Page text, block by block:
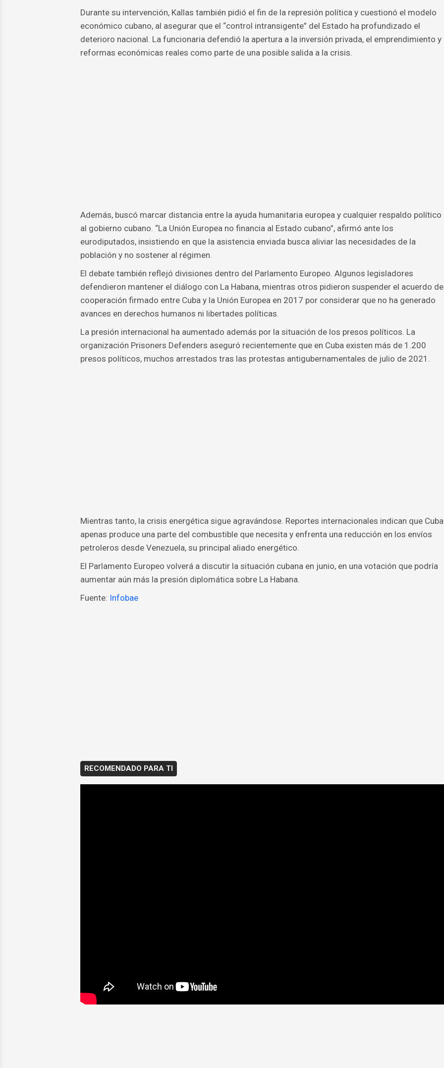
Durante su intervención, Kallas también pidió el fin de la represión política y cuestionó el modelo
económico cubano, al asegurar que el “control intransigente” del Estado ha profundizado el
deterioro nacional. La funcionaria defendió la apertura a la inversión privada, el emprendimiento y
reformas económicas reales como parte de una posible salida a la crisis.
Además, buscó marcar distancia entre la ayuda humanitaria europea y cualquier respaldo político
al gobierno cubano. “La Unión Europea no financia al Estado cubano”, afirmó ante los
eurodiputados, insistiendo en que la asistencia enviada busca aliviar las necesidades de la
población y no sostener al régimen.
El debate también reflejó divisiones dentro del Parlamento Europeo. Algunos legisladores
defendieron mantener el diálogo con La Habana, mientras otros pidieron suspender el acuerdo de
cooperación firmado entre Cuba y la Unión Europea en 2017 por considerar que no ha generado
avances en derechos humanos ni libertades políticas.
La presión internacional ha aumentado además por la situación de los presos políticos. La
organización Prisoners Defenders aseguró recientemente que en Cuba existen más de 1.200
presos políticos, muchos arrestados tras las protestas antigubernamentales de julio de 2021.
Mientras tanto, la crisis energética sigue agravándose. Reportes internacionales indican que Cuba
apenas produce una parte del combustible que necesita y enfrenta una reducción en los envíos
petroleros desde Venezuela, su principal aliado energético.
El Parlamento Europeo volverá a discutir la situación cubana en junio, en una votación que podría
aumentar aún más la presión diplomática sobre La Habana.
Fuente: Infobae
RECOMENDADO PARA TI